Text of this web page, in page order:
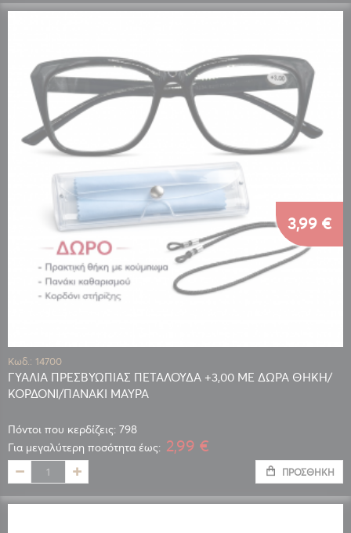
Κωδ.: 14700
ΓΥΑΛΙΑ ΠΡΕΣΒΥΩΠΙΑΣ ΠΕΤΑΛΟΥΔΑ +3,00 ΜΕ ΔΩΡΑ ΘΗΚΗ/
ΚΟΡΔΟΝΙ/ΠΑΝΑΚΙ ΜΑΥΡΑ
Πόντοι που κερδίζεις: 798
3,99 €
Για μεγαλύτερη ποσότητα έως: 2,99 €
ΠΡΟΣΘΉΚΗ